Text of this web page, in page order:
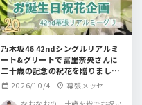
乃木坂46 42ndシングルリアルミ
ート&グリートで冨里奈央さんに
二十歳の記念の祝花を贈りましょ
う！
calendar_month 2026/10/4 location_on 幕張メッセ